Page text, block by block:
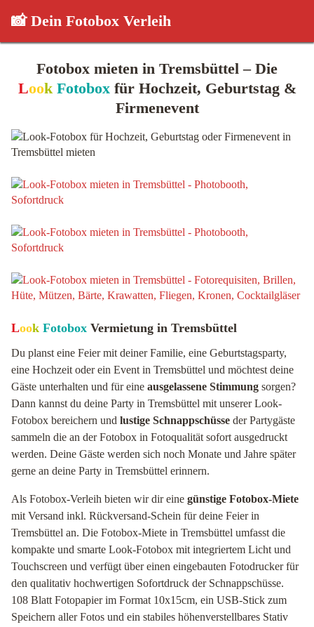
📸 Dein Fotobox Verleih
Fotobox mieten in Tremsbüttel – Die
Look Fotoboxfür Hochzeit, Geburtstag &
Firmenevent
Look Fotobox Vermietung in Tremsbüttel
Du planst eine Feier mit deiner Familie, eine Geburtstagsparty,
eine Hochzeit oder ein Event in Tremsbüttel und möchtest deine
Gäste unterhalten und für eine ausgelassene Stimmung sorgen?
Dann kannst du deine Party in Tremsbüttel mit unserer Look-
Fotobox bereichern und lustige Schnappschüsse der Partygäste
sammeln die an der Fotobox in Fotoqualität sofort ausgedruckt
werden. Deine Gäste werden sich noch Monate und Jahre später
gerne an deine Party in Tremsbüttel erinnern.
Als Fotobox-Verleih bieten wir dir eine günstige Fotobox-Miete
mit Versand inkl. Rückversand-Schein für deine Feier in
Tremsbüttel an. Die Fotobox-Miete in Tremsbüttel umfasst die
kompakte und smarte Look-Fotobox mit integriertem Licht und
Touchscreen und verfügt über einen eingebauten Fotodrucker für
den qualitativ hochwertigen Sofortdruck der Schnappschüsse.
108 Blatt Fotopapier im Format 10x15cm, ein USB-Stick zum
Speichern aller Fotos und ein stabiles höhenverstellbares Stativ